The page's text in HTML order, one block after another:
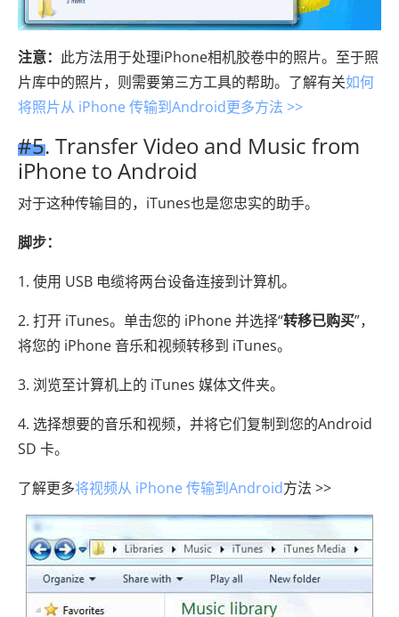
注意： 此方法用于处理iPhone相机胶卷中的照片。至于照
片库中的照片，则需要第三方工具的帮助。了解有关如何
将照片从 iPhone 传输到Android更多方法 >>
#5. Transfer Video and Music from
iPhone to Android
对于这种传输目的，iTunes也是您忠实的助手。
脚步：
1. 使用 USB 电缆将两台设备连接到计算机。
2. 打开 iTunes。单击您的 iPhone 并选择“转移已购买”，
将您的 iPhone 音乐和视频转移到 iTunes。
3. 浏览至计算机上的 iTunes 媒体文件夹。
4. 选择想要的音乐和视频，并将它们复制到您的Android
SD 卡。
了解更多将视频从 iPhone 传输到Android方法 >>